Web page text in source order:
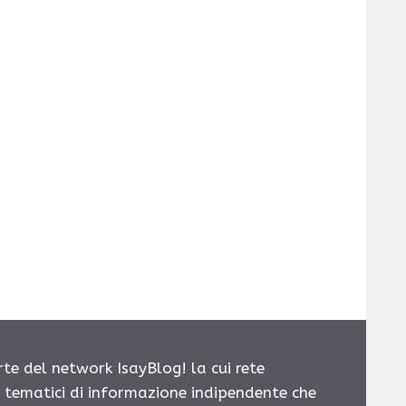
del network IsayBlog! la cui rete
di informazione indipendente che